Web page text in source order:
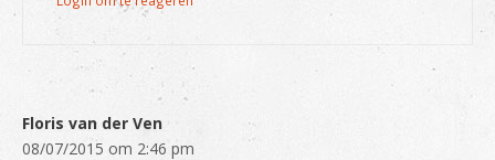
Floris van der Ven
08/07/2015 om 2:46 pm